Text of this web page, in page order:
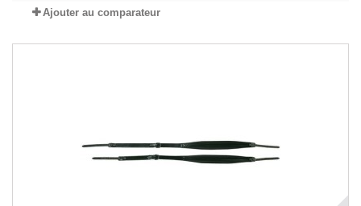
Ajouter au comparateur